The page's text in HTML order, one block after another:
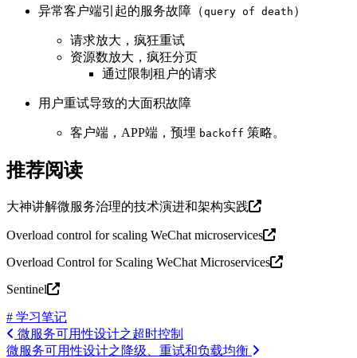
异常客户端引起的服务故障（query of death ）
请求放大，疯狂重试
资源数放大，疯狂分页
通过限制租户的请求
用户重试导致的大面积故障
客户端，APP端，预埋 backoff 策略。
推荐阅读
大神讲解微服务治理的技术演进和架构实践
Overload control for scaling WeChat microservices
Overload Control for Scaling WeChat Microservices
Sentinel
# 学习笔记
微服务可用性设计之超时控制
微服务可用性设计之降级、重试和负载均衡